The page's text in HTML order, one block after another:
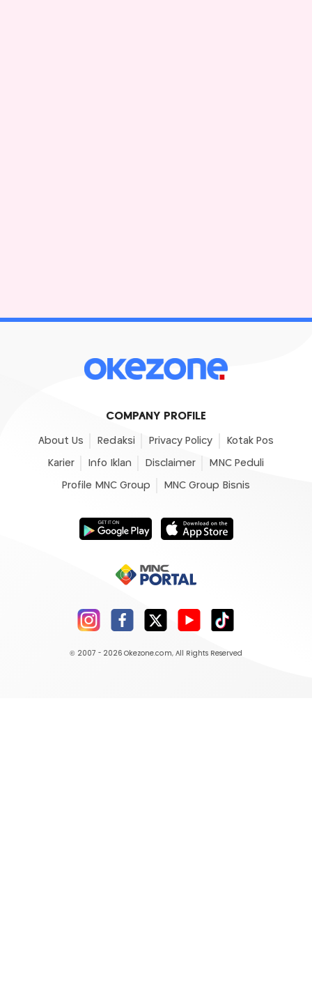
COMPANY PROFILE
About Us Redaksi Privacy Policy Kotak Pos
Karier Info Iklan Disclaimer MNC Peduli
Profile MNC Group MNC Group Bisnis
© 2007 - 2026 Okezone.com, All Rights Reserved